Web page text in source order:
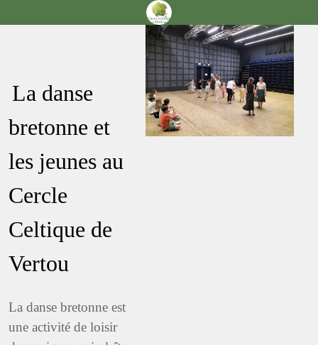
La danse
bretonne et
les jeunes au
Cercle
Celtique de
Vertou
La danse bretonne est
une activité de loisir